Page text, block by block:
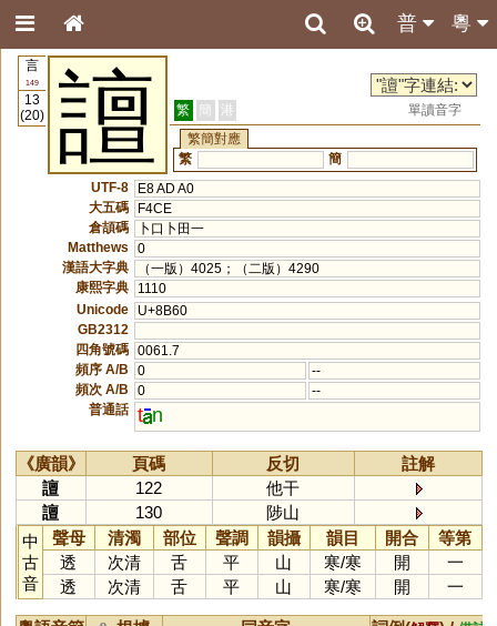
粵
普
言
149
13
(20)
譠 繁 簡 港
單讀音字
繁簡對應
繁
簡
UTF-8
E8 AD A0
大五碼
F4CE
倉頡碼
卜口卜田一
Matthews
0
漢語大字典
（一版）4025；（二版）4290
康熙字典
1110
Unicode
U+8B60
GB2312
四角號碼 0061.7
頻序 A/B
0
--
頻次 A/B
0
--
普通話 t n
《廣韻》 頁碼 反切
註解
譠
122
他干
譠
130
陟山
中
古
音
聲母 清濁 部位 聲調 韻攝 韻目 開合
等第
透
次清 舌 平 山 寒/寒 開
一
透
次清 舌 平 山 寒/寒 開 一